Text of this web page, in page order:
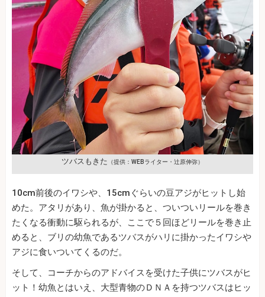
ツバスもきた （提供：WEBライター・辻原伸弥）
10cm前後のイワシや、15cmぐらいの豆アジがヒットし始
めた。アタリがあり、魚が掛かると、ついついリールを巻き
たくなる衝動に駆られるが、ここで５回ほどリールを巻き止
めると、ブリの幼魚であるツバスがハリに掛かったイワシや
アジに食いついてくるのだ。
そして、コーチからのアドバイスを受けた子供にツバスがヒ
ット！幼魚とはいえ、大型青物のＤＮＡを持つツバスはヒッ